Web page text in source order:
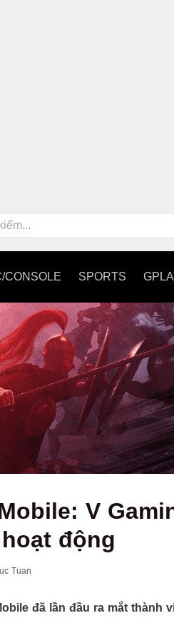
CONSOLE SPORTS
V
động
Tuan
đã lần đầu ra mắt thành